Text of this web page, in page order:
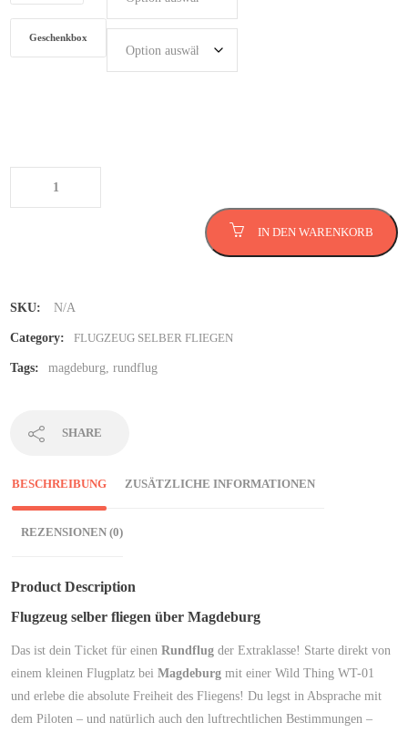
Geschenkbox
IN DEN WARENKORB
SKU: N/A
Category: FLUGZEUG SELBER FLIEGEN
Tags: magdeburg,rundflug
SHARE
BESCHREIBUNG ZUSÄTZLICHE INFORMATIONEN
REZENSIONEN (0)
Product Description
Flugzeug selber fliegen über Magdeburg
Das ist dein Ticket für einenRundflug der Extraklasse! Starte direkt von
einem kleinen Flugplatz bei Magdeburg mit einer Wild Thing WT-01
und erlebe die absolute Freiheit des Fliegens! Du legst in Absprache mit
dem Piloten – und natürlich auch den luftrechtlichen Bestimmungen –